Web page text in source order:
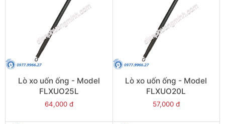
Lò xo uốn ống - Model
FLXUO25L
64,000 đ
Lò xo uốn ống - Model
FLXUO20L
57,000 đ